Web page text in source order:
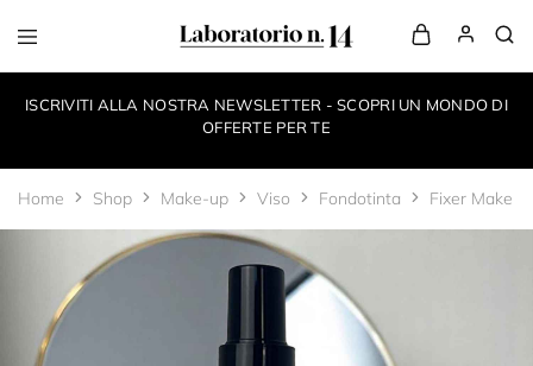
LaboratorioN14
your
make-
ISCRIVITI ALLA NOSTRA NEWSLETTER - SCOPRI UN MONDO DI
OFFERTE PER TE
Home Shop Make-up Viso Fondotinta Fixer Make